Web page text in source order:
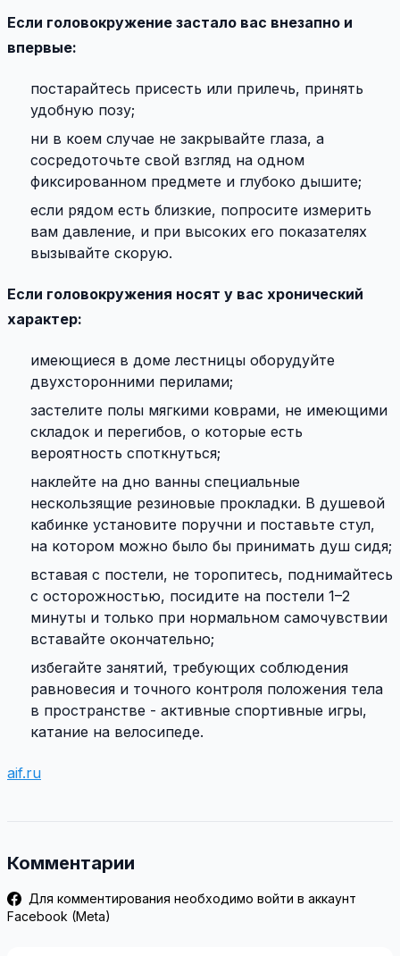
Если головокружение застало вас внезапно и
впервые:
постарайтесь присесть или прилечь, принять
удобную позу;
ни в коем случае не закрывайте глаза, а
сосредоточьте свой взгляд на одном
фиксированном предмете и глубоко дышите;
если рядом есть близкие, попросите измерить
вам давление, и при высоких его показателях
вызывайте скорую.
Если головокружения носят у вас хронический
характер:
имеющиеся в доме лестницы оборудуйте
двухсторонними перилами;
застелите полы мягкими коврами, не имеющими
складок и перегибов, о которые есть
вероятность споткнуться;
наклейте на дно ванны специальные
нескользящие резиновые прокладки. В душевой
кабинке установите поручни и поставьте стул,
на котором можно было бы принимать душ сидя;
вставая с постели, не торопитесь, поднимайтесь
с осторожностью, посидите на постели 1–2
минуты и только при нормальном самочувствии
вставайте окончательно;
избегайте занятий, требующих соблюдения
равновесия и точного контроля положения тела
в пространстве - активные спортивные игры,
катание на велосипеде.
aif.ru
Комментарии
Для комментирования необходимо войти в аккаунт
Facebook (Meta)